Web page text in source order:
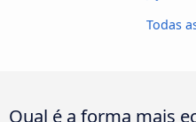
Todas
Qual é a forma mais